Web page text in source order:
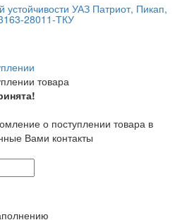
устойчивости УАЗ Патриот, Пикап,
28011-ТКУ
товара
о поступлении товара в
Вами контакты